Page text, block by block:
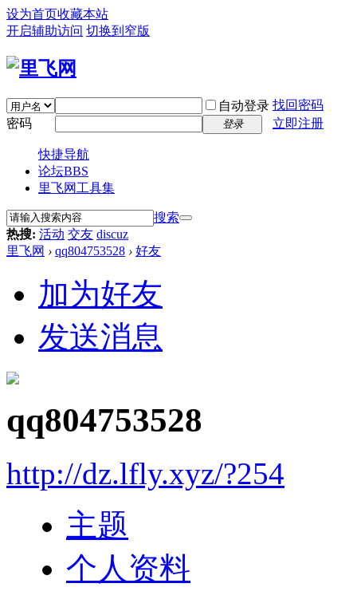
设为首页收藏本站
开启辅助访问 切换到窄版
自动登录 找回密码
密码
登录 立即注册
快捷导航
论坛BBS
里飞网工具集
搜索
热搜: 活动 交友 discuz
里飞网 › qq804753528 › 好友
加为好友
发送消息
qq804753528
http://dz.lfly.xyz/?254
主题
个人资料